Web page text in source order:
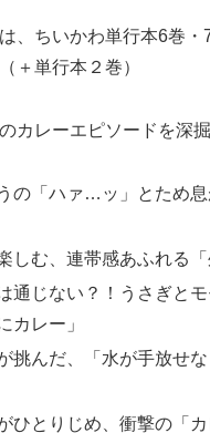
、ちいかわ単行本6巻・
＋単行本２巻）
カレーエピソードを深掘
の「ハァ…ッ」とため
しむ、連帯感あふれる「
通じない？！うさぎと
カレー」
挑んだ、「水が手放せ
ひとりじめ、衝撃の「